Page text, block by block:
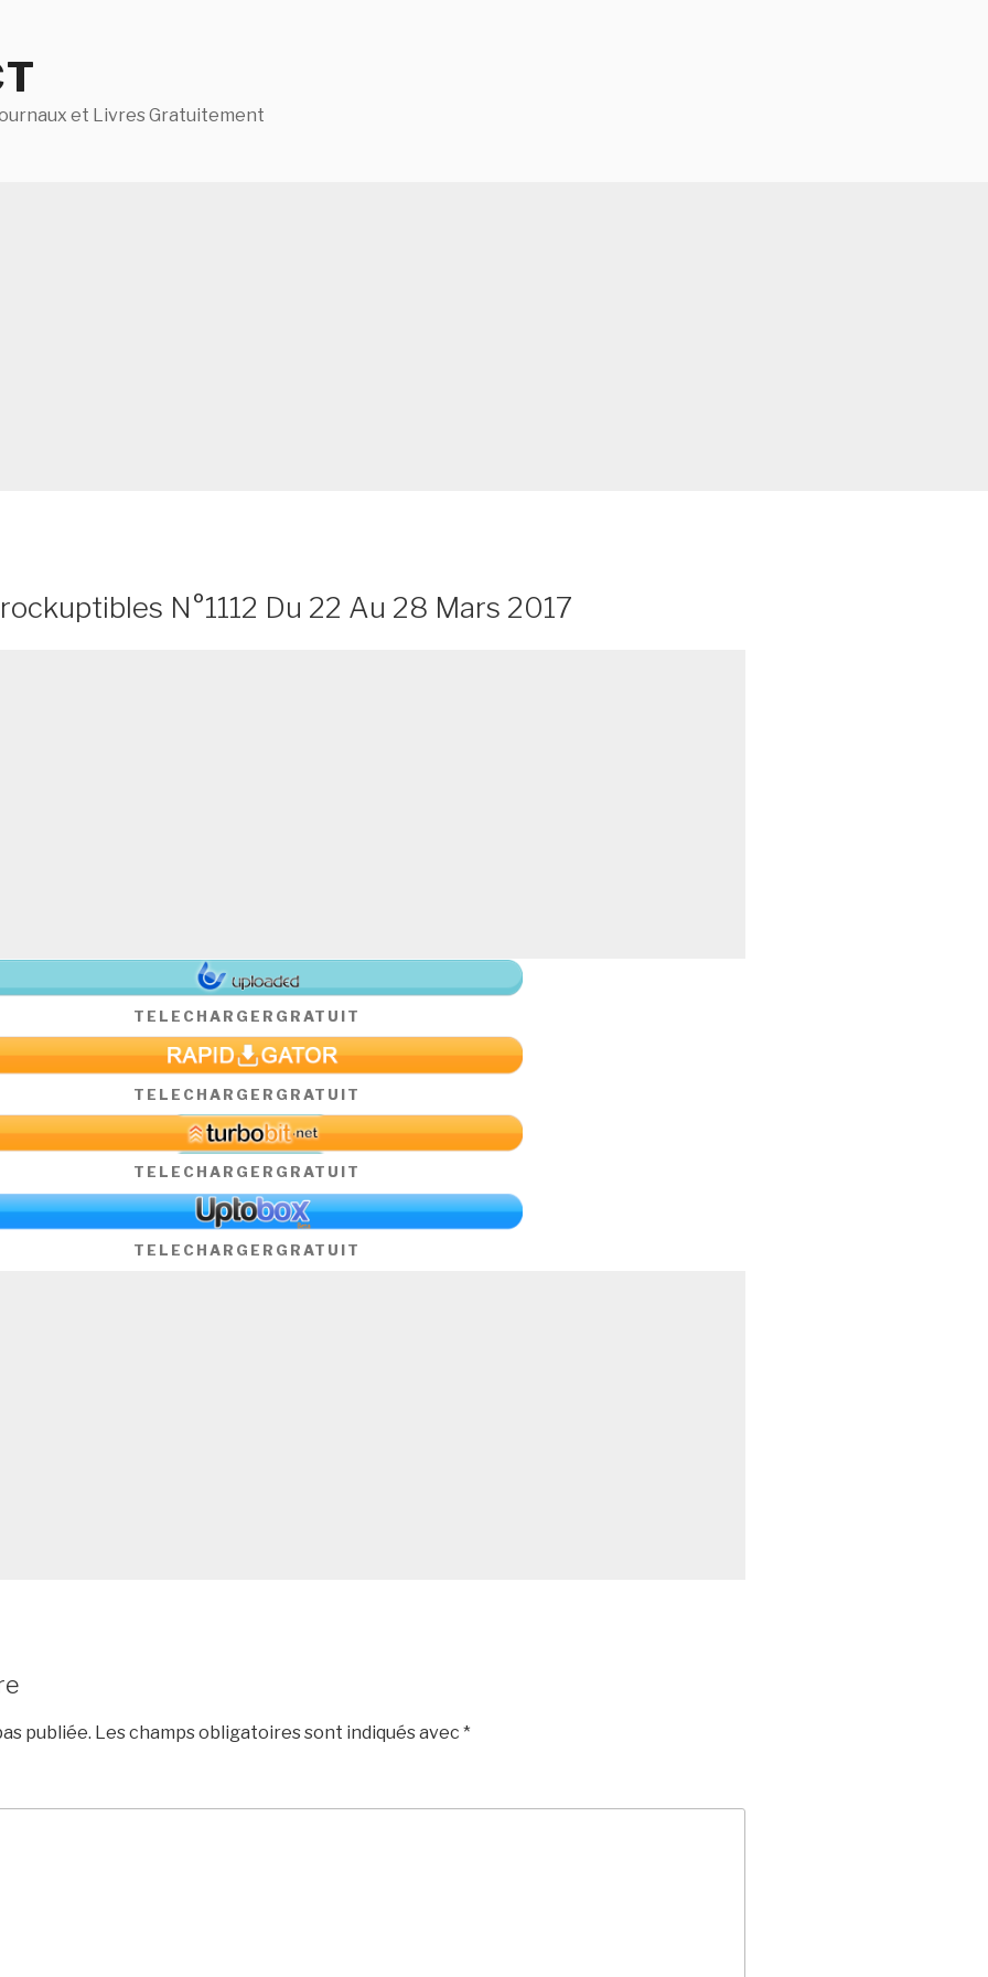
et Livres Gratuitement
N°1112 Du 22 Au 28 Mars 2017
TELECHARGER GRATUIT
TELECHARGER GRATUIT
TELECHARGER GRATUIT
TELECHARGER GRATUIT
publiée. Les champs obligatoires sont indiqués avec *